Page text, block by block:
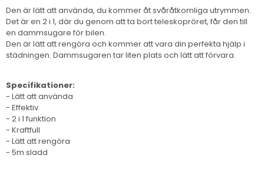
Den är lätt att använda, du kommer åt svåråtkomliga utrymmen.
Det är en 2 i 1, där du genom att ta bort teleskopröret, får den till
en dammsugare för bilen.
Den är lätt att rengöra och kommer att vara din perfekta hjälp i
städningen. Dammsugaren tar liten plats och lätt att förvara.
Specifikationer:
- Lätt att använda
- Effektiv
- 2 i 1 funktion
- Kraftfull
- Lätt att rengöra
- 5m sladd